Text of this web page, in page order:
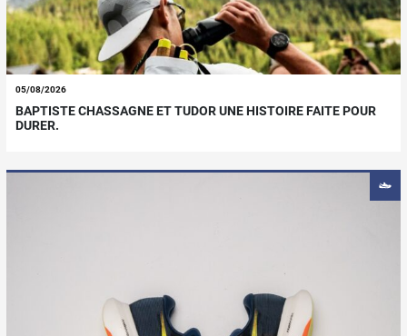
05/08/2026
BAPTISTE CHASSAGNE ET TUDOR UNE HISTOIRE FAITE POUR
DURER.